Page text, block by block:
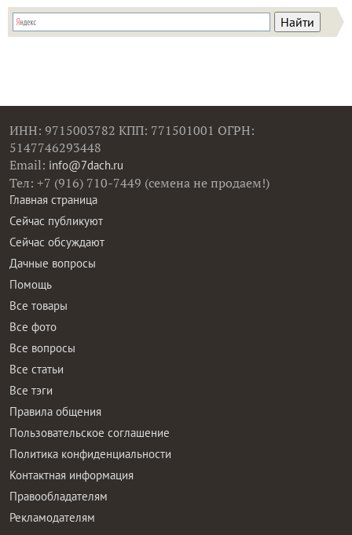
ИНН: 9715003782 КПП: 771501001 ОГРН:
5147746293448
Email: info@7dach.ru
Тел: +7 (916) 710-7449 (семена не продаем!)
Главная страница
Сейчас публикуют
Сейчас обсуждают
Дачные вопросы
Помощь
Все товары
Все фото
Все вопросы
Все статьи
Все тэги
Правила общения
Пользовательское соглашение
Политика конфиденциальности
Контактная информация
Правообладателям
Рекламодателям